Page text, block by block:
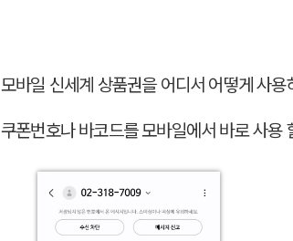
모바일 신세계 상품권을 어디서 어떻게 사
쿠폰번호나 바코드를 모바일에서 바로 사용